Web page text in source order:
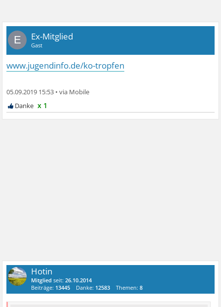
E Ex-Mitglied
Gast
www.jugendinfo.de/ko-tropfen
05.09.2019 15:53 •
x 1
Hotin
Mitglied seit:26.10.2014
Beiträge: 13445 Danke: 12583 Themen:8